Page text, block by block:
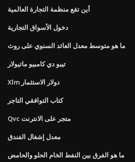
أين تقع منظمة التجارة العالمية
دخول الأسواق التجارية
ما هو متوسط ​​معدل العائد السنوي على روث
تيبو دي كامبيو ماتيولار
Xlm دولار الاستثمار
كتاب التوافقي التاجر
Qvc متجر على الانترنت
معدل إشغال الفندق
ما هو الفرق بين النفط الخام الحلو والحامض